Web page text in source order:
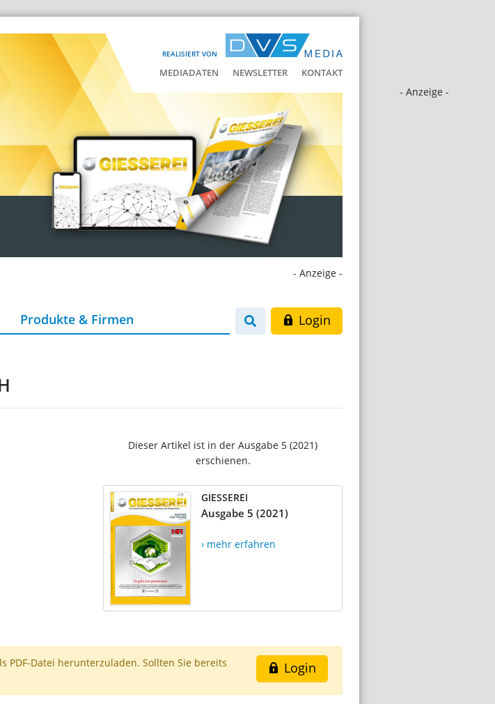
REALISIERT VON
MEDIADATEN NEWSLETTER KONTAKT
- Anzeige -
- Anzeige -
Produkte & Firmen Login
Dieser Artikel ist in der Ausgabe 5 (2021)
erschienen.
GIESSEREI
Ausgabe 5 (2021)
› mehr erfahren
Login
PDF-Datei herunterzuladen. Sollten Sie bereits